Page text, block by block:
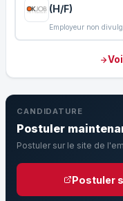
(H/F)
Employeur non
CANDIDATURE
Postuler
Postuler sur le site de
Postuler